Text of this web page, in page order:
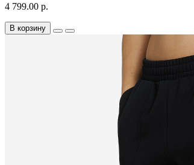
4 799.00 р.
В корзину